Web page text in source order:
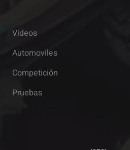
Vídeos
Automoviles
Competición
Pruebas